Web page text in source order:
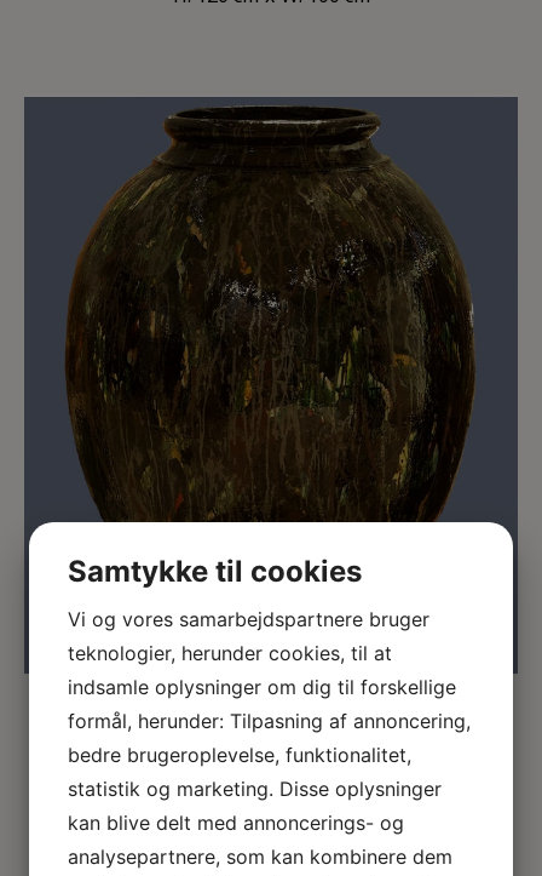
Det traditionelle spanske lertøj. Traditionelle
vintønder. Her ser du eksperimenter med oxider på
overfladen. – I samarbejde medTinajas Moreno Leon
Samtykke til cookies
Vi og vores samarbejdspartnere bruger
teknologier, herunder cookies, til at
indsamle oplysninger om dig til forskellige
formål, herunder: Tilpasning af annoncering,
bedre brugeroplevelse, funktionalitet,
statistik og marketing. Disse oplysninger
kan blive delt med annoncerings- og
analysepartnere, som kan kombinere dem